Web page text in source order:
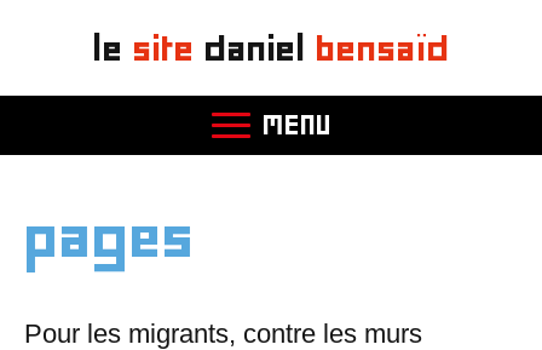
le site daniel bensaïd
MENU
pages
Pour les migrants, contre les murs